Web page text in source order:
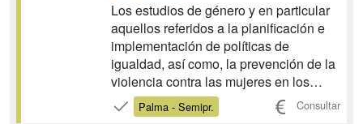
Los estudios de género y en particular
aquellos referidos a la planificación e
implementación de políticas de
igualdad, así como, la prevención de la
violencia contra las mujeres en los
diversos ámbitos sociales tienen ya una
amplia trayectoria, tanto a nivel
Palma - Semipr. Consultar